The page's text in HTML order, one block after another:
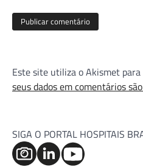
Este site utiliza o Akismet
seus dados em comentários
SIGA O PORTAL HOSPITAIS